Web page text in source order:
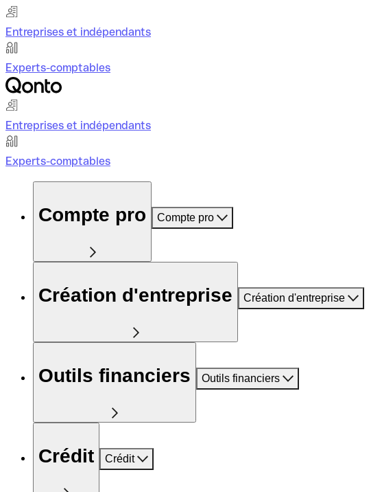
Entreprises et indépendants
Experts-comptables
Entreprises et indépendants
Experts-comptables
Compte pro Compte pro
Création d'entreprise Création d'entreprise
Outils financiers Outils financiers
Crédit Crédit